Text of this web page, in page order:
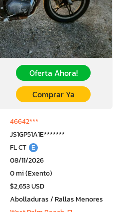
Oferta Ahora!
Comprar Ya
46642***
JS1GP51A1E*******
FL CT E
08/11/2026
0 mi (Exento)
$2,653 USD
Abolladuras / Rallas Menores